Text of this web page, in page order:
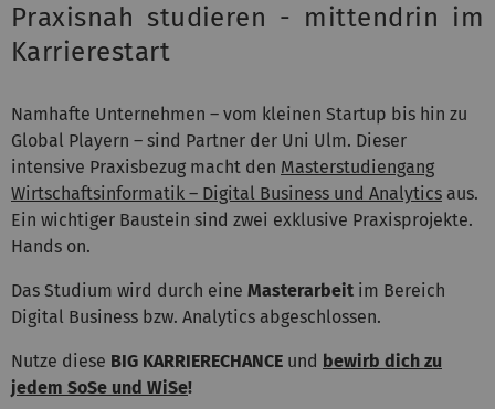
Praxisnah studieren - mittendrin im
Karrierestart
Namhafte Unternehmen – vom kleinen Startup bis hin zu
Global Playern – sind Partner der Uni Ulm. Dieser
intensive Praxisbezug macht den Masterstudiengang
Wirtschaftsinformatik – Digital Business und Analytics aus.
Ein wichtiger Baustein sind zwei exklusive Praxisprojekte.
Hands on.
Das Studium wird durch eine Masterarbeit im Bereich
Digital Business bzw. Analytics abgeschlossen.
Nutze diese BIG KARRIERECHANCE und bewirb dich zu
jedem SoSe und WiSe!